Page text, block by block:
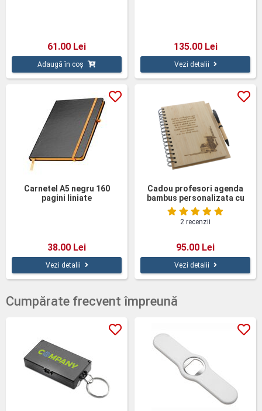
61.00 Lei
Adaugă în coș
135.00 Lei
Vezi detalii
Carnetel A5 negru 160
pagini liniate
38.00 Lei
Vezi detalii
Cadou profesori agenda
bambus personalizata cu
pix
2 recenzii
95.00 Lei
Vezi detalii
Cumpărate frecvent împreună